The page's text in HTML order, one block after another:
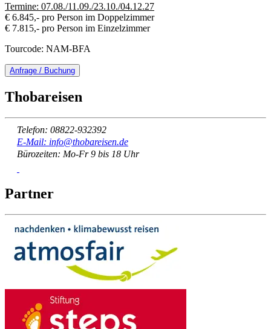
Termine: 07.08./11.09./23.10./04.12.27
€ 6.845,- pro Person im Doppelzimmer
€ 7.815,- pro Person im Einzelzimmer
Tourcode: NAM-BFA
Anfrage / Buchung
Thobareisen
Telefon: 08822-932392
E-Mail: info@thobareisen.de
Bürozeiten: Mo-Fr 9 bis 18 Uhr
Partner